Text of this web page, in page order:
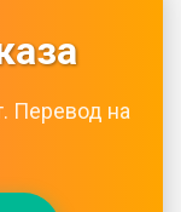
Перевод на